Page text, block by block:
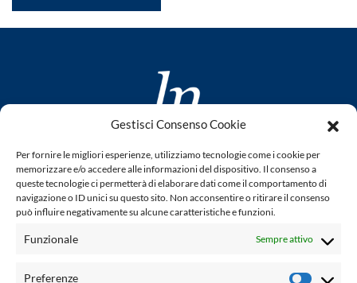
Gestisci Consenso Cookie
Per fornire le migliori esperienze, utilizziamo tecnologie come i cookie per
memorizzare e/o accedere alle informazioni del dispositivo. Il consenso a
queste tecnologie ci permetterà di elaborare dati come il comportamento di
navigazione o ID unici su questo sito. Non acconsentire o ritirare il consenso
può influire negativamente su alcune caratteristiche e funzioni.
Funzionale Sempre attivo
Preferenze
www.laletteraturaenoi.it
fondato da Romano Luperini
Questo blog non rappresenta una testata giornalistica in
quanto viene aggiornato senza alcuna periodicità. Non può
legge n° 62 del 7.03.2001. L'autore non è responsabile per